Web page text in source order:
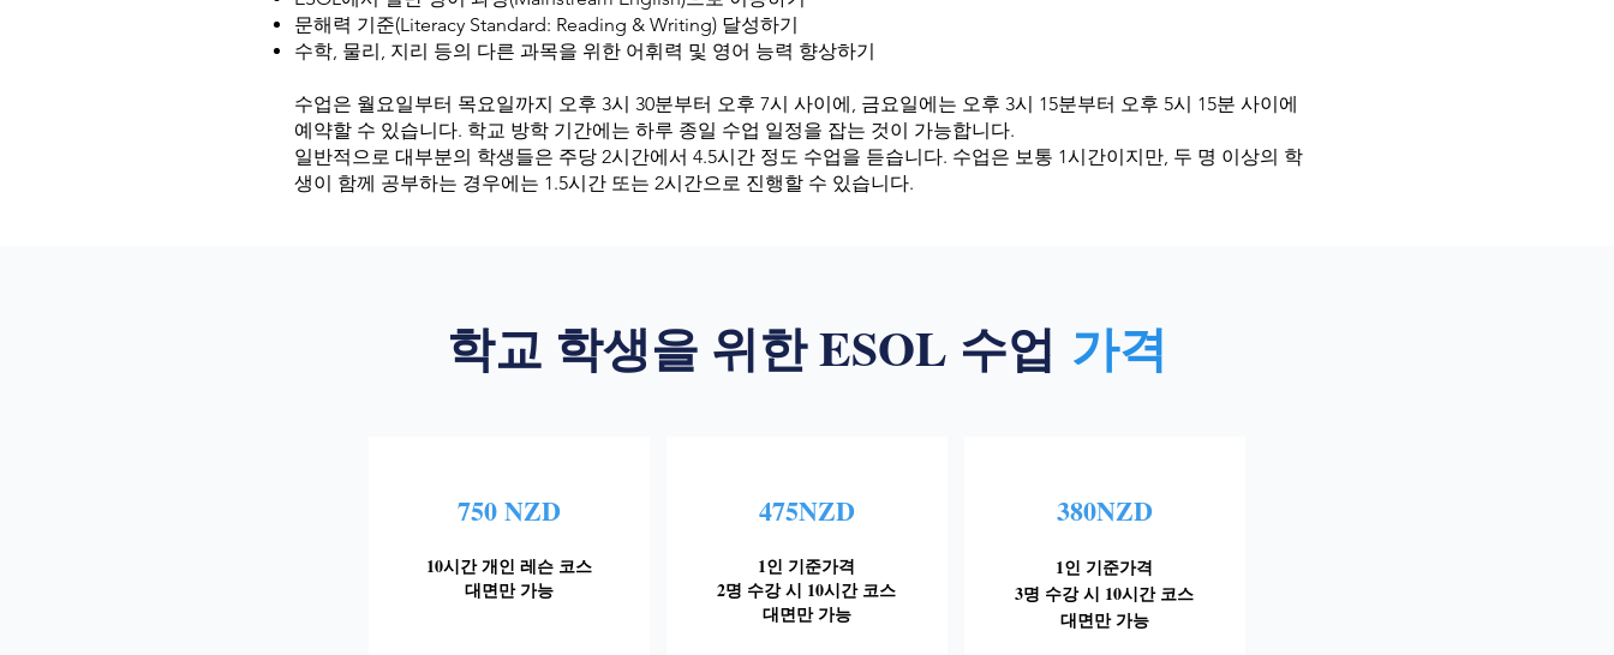
문해력 기준(Literacy Standard: Reading & Writing) 달성하기
수학, 물리, 지리 등의 다른 과목을 위한 어휘력 및 영어 능력 향상하기
수업은 월요일부터 목요일까지 오후 3시 30분부터 오후 7시 사이에, 금요일에는 오후 3시 15분부터 오후 5시 15분 사이에
예약할 수 있습니다. 학교 방학 기간에는 하루 종일 수업 일정을 잡는 것이 가능합니다.
일반적으로 대부분의 학생들은 주당 2시간에서 4.5시간 정도 수업을 듣습니다. 수업은 보통 1시간이지만, 두 명 이상의 학
생이 함께 공부하는 경우에는 1.5시간 또는 2시간으로 진행할 수 있습니다.​
학교 학생을 위한 ESOL 수업 가격
750 NZD
10시간 개인 레슨 코스
대면만 가능​
475NZD
1인 기준가격
2명 수강 시 10시간 코스
대면만 가능​​
380NZD
1인 기준가격
3명 수강 시 10시간 코스
대면만 가능​​